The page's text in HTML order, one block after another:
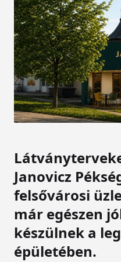
Janovicz
felsővárosi
már egészen
készülnek a
épületében.